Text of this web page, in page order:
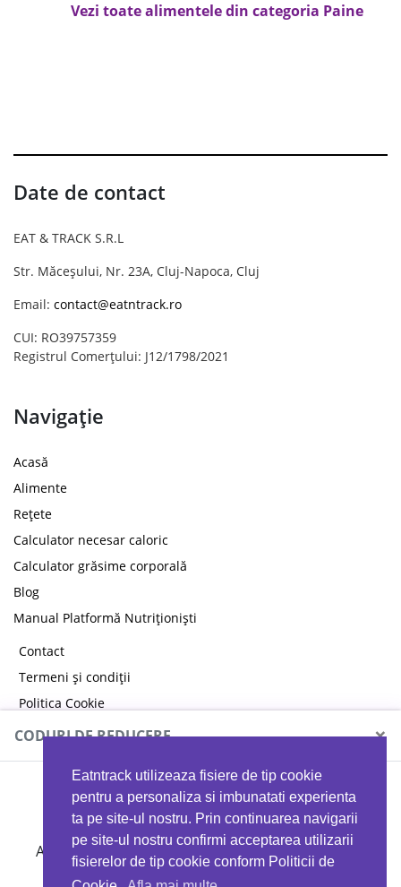
Eatntrack utilizeaza fisiere de tip cookie
pentru a personaliza si imbunatati experienta
ta pe site-ul nostru. Prin continuarea navigarii
pe site-ul nostru confirmi acceptarea utilizarii
fisierelor de tip cookie conform Politicii de
Vezi toate alimentele din categoria Paine
Date de contact
EAT & TRACK S.R.L
Str. Măceșului, Nr. 23A, Cluj-Napoca, Cluj
Email: contact@eatntrack.ro
CUI: RO39757359
Registrul Comerțului: J12/1798/2021
Navigație
Acasă
Alimente
Rețete
Calculator necesar caloric
Calculator grăsime corporală
Blog
Manual Platformă Nutriționiști
Contact
Termeni și condiții
Politica Cookie
Politica de confidențialitate
CODURI DE REDUCERE ×
MYPROTEIN
Ai 40%reducere la orice comandă folosind codul
EATTRACK